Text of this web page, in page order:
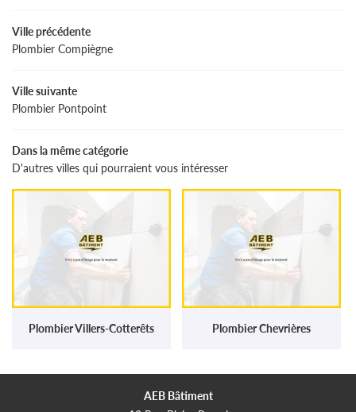
Ville précédente
Plombier Compiègne
Ville suivante
Plombier Pontpoint
Dans la même catégorie
D'autres villes qui pourraient vous intéresser
Plombier Villers-Cotterêts Plombier Chevrières
AEB Bâtiment